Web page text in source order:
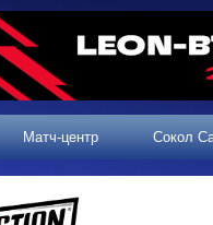
Матч-центр Сокол